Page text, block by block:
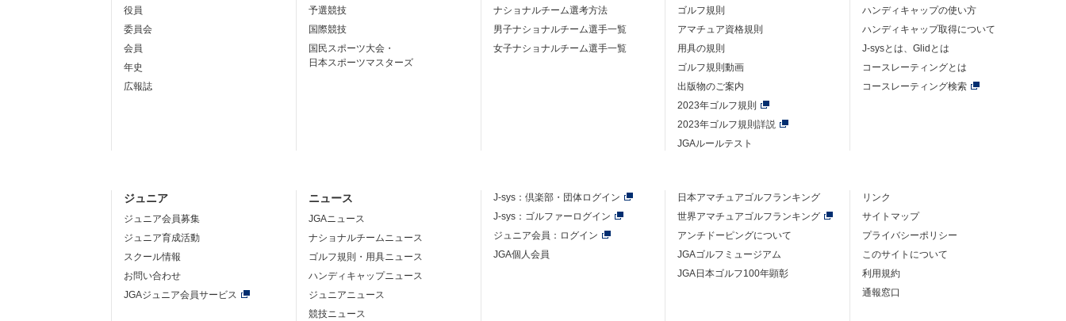
役員
委員会
会員
年史
広報誌
予選競技
国際競技
国民スポーツ大会・
日本スポーツマスターズ
ナショナルチーム選考方法
男子ナショナルチーム選手一覧
女子ナショナルチーム選手一覧
ゴルフ規則
アマチュア資格規則
用具の規則
ゴルフ規則動画
出版物のご案内
2023年ゴルフ規則
2023年ゴルフ規則詳説
JGAルールテスト
ハンディキャップの使い方
ハンディキャップ取得について
J-sysとは、Glidとは
コースレーティングとは
コースレーティング検索
ジュニア
ジュニア会員募集
ジュニア育成活動
スクール情報
お問い合わせ
JGAジュニア会員サービス
ニュース
JGAニュース
ナショナルチームニュース
ゴルフ規則・用具ニュース
ハンディキャップニュース
ジュニアニュース
競技ニュース
J-sys： 倶楽部・団体ログイン
J-sys：ゴルファーログイン
ジュニア会員：ログイン
JGA個人会員
日本アマチュアゴルフランキング
世界アマチュアゴルフランキング
アンチドーピングについて
JGAゴルフミュージアム
JGA日本ゴルフ100年顕彰
リンク
サイトマップ
プライバシーポリシー
このサイトについて
利用規約
通報窓口